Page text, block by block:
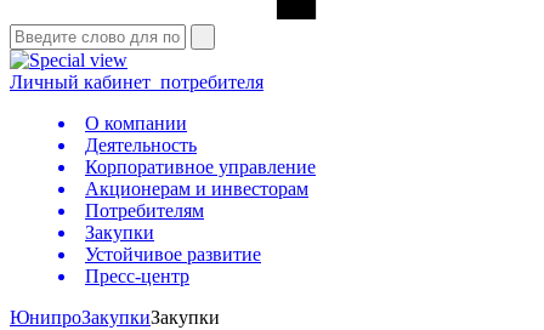
Личный кабинет потребителя
О компании
Деятельность
Корпоративное управление
Акционерам и инвесторам
Потребителям
Закупки
Устойчивое развитие
Пресс-центр
ЮнипроЗакупкиЗакупки